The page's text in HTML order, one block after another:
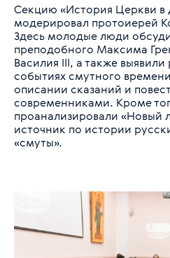
Секцию «История Церкви в
модерировал протоиерей
Здесь молодые люди
преподобного Максима
Василия III, а также
событиях смутного
описании сказаний и
современниками. Кроме
проанализировали «Новый
источник по истории
«смуты».